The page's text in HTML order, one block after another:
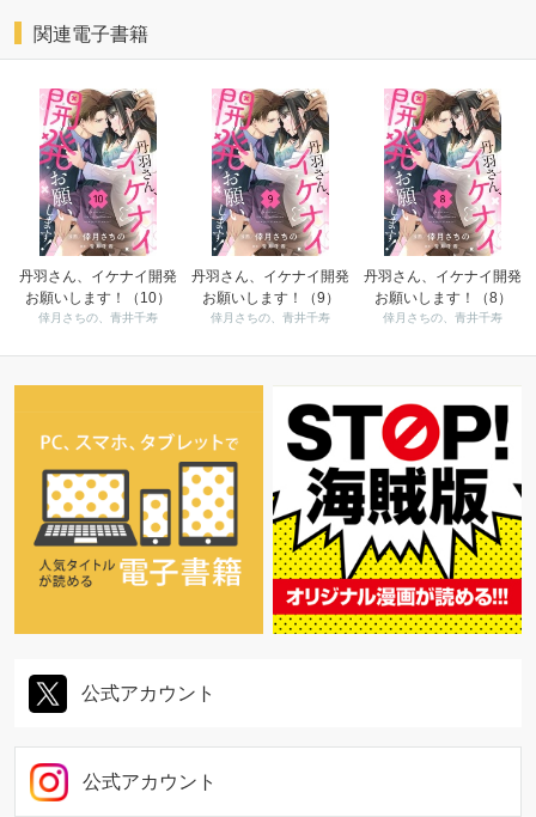
関連電子書籍
丹羽さん、イケナイ開発
お願いします！（10）
倖月さちの、青井千寿
丹羽さん、イケナイ開発
お願いします！（9）
倖月さちの、青井千寿
丹羽さん、イケナイ開発
お願いします！（8）
倖月さちの、青井千寿
公式アカウント
公式アカウント